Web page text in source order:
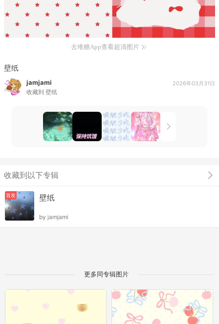
去堆糖App查看超清图片
壁纸
jamjami
收藏到 壁纸
2026年03月31日
收藏到以下专辑
首发 壁纸
by jamjami
更多同专辑图片